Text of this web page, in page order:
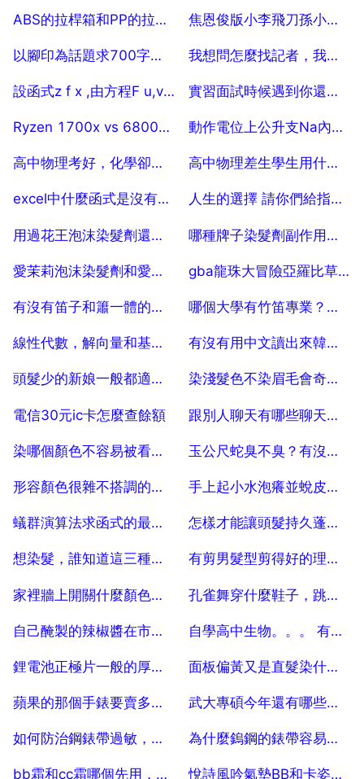
2025-07-24 2025-07-24
ABS的拉桿箱和PP的拉桿箱有什麼區別
2025-07-24
焦恩俊版小李飛刀孫小紅喜歡阿飛嗎
2025-07-24
以腳印為話題求700字作文
2025-07-24
我想問怎麼找記者，我想請記者怎麼找
2025-07-24
設函式z f x ,由方程F u,v 0確定，其中u x y z,v x 2 y 2 z 2 ，
2025-07-24
實習面試時候遇到你還有什麼問題嗎
2025-07-24
Ryzen 1700x vs 6800k，有編譯linux核心的對比資料嗎
2025-07-24
動作電位上公升支Na內流是屬於哪種轉運方式？
2025-07-24
高中物理考好，化學卻考不好，化學很難嗎
2025-07-24
高中物理差生學生用什麼輔導書好
2025-07-24
excel中什麼函式是沒有引數的
2025-07-24
人生的選擇 請你們給指條明路
2025-07-24
用過花王泡沫染髮劑還原系列的請進
2025-07-24
哪種牌子染髮劑副作用最小
2025-07-24
愛茉莉泡沫染髮劑和愛茉詩染髮膏哪個好
2025-07-24
gba龍珠大冒險亞羅比草原怎麼過
2025-07-24
有沒有笛子和簫一體的樂器
2025-07-24
哪個大學有竹笛專業？哪幾所大學的笛子專業突出
2025-07-24
線性代數，解向量和基礎解析，求方程組通解，麻煩寫一下思路和過程。 50
2025-07-24
有沒有用中文讀出來韓文的《我的女孩》歌詞的？？
2025-07-24
頭髮少的新娘一般都適合什麼樣的新娘髮型
2025-07-24
染淺髮色不染眉毛會奇怪嗎
2025-07-24
電信30元ic卡怎麼查餘額
2025-07-24
跟別人聊天有哪些聊天的話題？越多越好！ 5
2025-07-24
染哪個顏色不容易被看出來啊 15
2025-07-24
玉公尺蛇臭不臭？有沒有一般蛇的蛇腥味。
2025-07-24
形容顏色很雜不搭調的成語有什麼？
2025-07-24
手上起小水泡癢並蛻皮怎麼辦
2025-07-24
蟻群演算法求函式的最小值 30
2025-07-24
怎樣才能讓頭髮持久蓬鬆？有經驗的男生進。 20
2025-07-24
想染髮，誰知道這三種頭髮分別是什麼顏色呢？急 要準確的。。謝謝啦
2025-07-24
有剪男髮型剪得好的理髮店嗎？？？
2025-07-24
家裡牆上開關什麼顏色的線是火線
2025-07-24
孔雀舞穿什麼鞋子，跳民族舞穿什麼鞋子好？
2025-07-24
自己醃製的辣椒醬在市場賣需要什麼手續麼
2025-07-24
自學高中生物。。。 有哪些好一點的輔導書。。。
2025-07-24
鋰電池正極片一般的厚度是多少
2025-07-24
面板偏黃又是直髮染什麼顏色比較好看又顯白
2025-07-24
蘋果的那個手錶要賣多少錢，
2025-07-24
武大專碩今年還有哪些專業
2025-07-24
如何防治鋼錶帶過敏，帶手錶過敏怎麼解決
2025-07-24
為什麼鎢鋼的錶帶容易出黑繡
2025-07-24
bb霜和cc霜哪個先用，氣墊bb和cc霜哪個先用 悅詩風吟氣墊BB和卡姿蘭氣墊BB氣墊哪個好 今年18